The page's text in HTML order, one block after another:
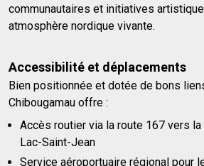
communautaires et initiatives
atmosphère nordique vivante.
Accessibilité et déplacements
Bien positionnée et dotée de bons
Chibougamau offre :
Accès routier via la route 167 vers la
Lac-Saint-Jean
Service aéroportuaire régional pour